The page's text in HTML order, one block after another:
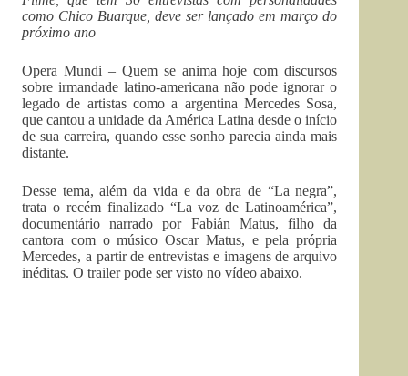
como Chico Buarque, deve ser lançado em março do
próximo ano
Opera Mundi – Quem se anima hoje com discursos
sobre irmandade latino-americana não pode ignorar o
legado de artistas como a argentina Mercedes Sosa,
que cantou a unidade da América Latina desde o início
de sua carreira, quando esse sonho parecia ainda mais
distante.
Desse tema, além da vida e da obra de “La negra”,
trata o recém finalizado “La voz de Latinoamérica”,
documentário narrado por Fabián Matus, filho da
cantora com o músico Oscar Matus, e pela própria
Mercedes, a partir de entrevistas e imagens de arquivo
inéditas. O trailer pode ser visto no vídeo abaixo.